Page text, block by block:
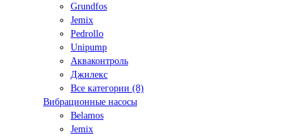
Grundfos
Jemix
Pedrollo
Unipump
Акваконтроль
Джилекс
Все категории (8)
Вибрационные насосы
Belamos
Jemix